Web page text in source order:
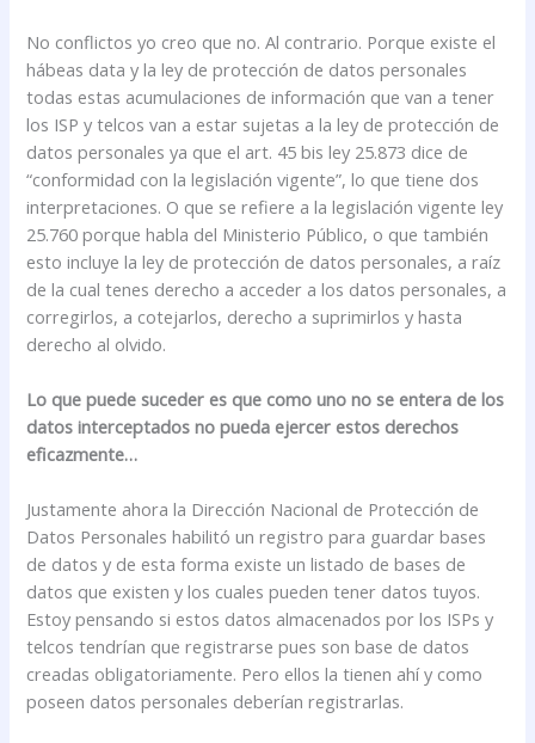
No conflictos yo creo que no. Al contrario. Porque existe el
hábeas data y la ley de protección de datos personales
todas estas acumulaciones de información que van a tener
los ISP y telcos van a estar sujetas a la ley de protección de
datos personales ya que el art. 45 bis ley 25.873 dice de
“conformidad con la legislación vigente”, lo que tiene dos
interpretaciones. O que se refiere a la legislación vigente ley
25.760 porque habla del Ministerio Público, o que también
esto incluye la ley de protección de datos personales, a raíz
de la cual tenes derecho a acceder a los datos personales, a
corregirlos, a cotejarlos, derecho a suprimirlos y hasta
derecho al olvido.
Lo que puede suceder es que como uno no se entera de los
datos interceptados no pueda ejercer estos derechos
eficazmente…
Justamente ahora la Dirección Nacional de Protección de
Datos Personales habilitó un registro para guardar bases
de datos y de esta forma existe un listado de bases de
datos que existen y los cuales pueden tener datos tuyos.
Estoy pensando si estos datos almacenados por los ISPs y
telcos tendrían que registrarse pues son base de datos
creadas obligatoriamente. Pero ellos la tienen ahí y como
poseen datos personales deberían registrarlas.